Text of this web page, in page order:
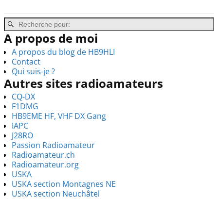
A propos de moi
A propos du blog de HB9HLI
Contact
Qui suis-je ?
Autres sites radioamateurs
CQ-DX
F1DMG
HB9EME HF, VHF DX Gang
IAPC
J28RO
Passion Radioamateur
Radioamateur.ch
Radioamateur.org
USKA
USKA section Montagnes NE
USKA section Neuchâtel